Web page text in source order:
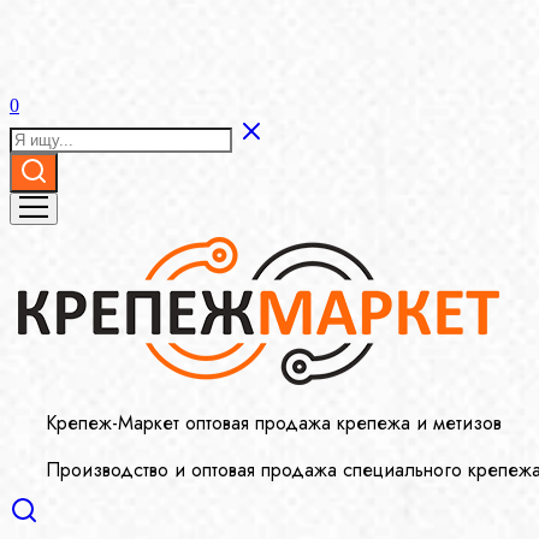
0
Крепеж-Маркет оптовая продажа крепежа и метизов
Производство и оптовая продажа специального